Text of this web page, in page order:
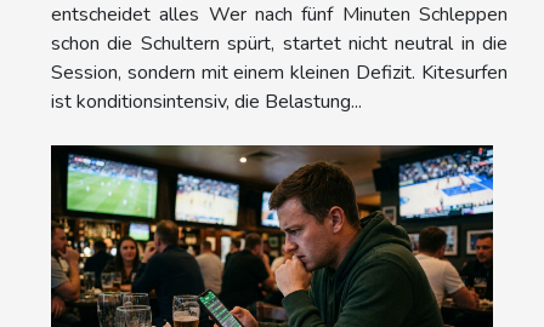
entscheidet alles Wer nach fünf Minuten Schleppen
schon die Schultern spürt, startet nicht neutral in die
Session, sondern mit einem kleinen Defizit. Kitesurfen
ist konditionsintensiv, die Belastung...